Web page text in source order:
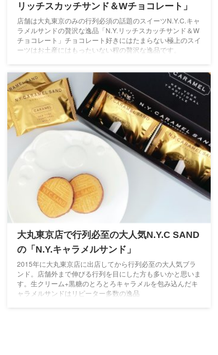
リッチスカッチサンド＆Wチョコレート」
店舗は大丸東京のみの行列必須の話題のスイーツN.Y.C.キャ
ラメルサンドの贅沢な逸品「N.Y.リッチスカッチサンド＆W
チョコレート」チョコレート好きにはたまらない極上のスイ
ーツはお土産にはもったいない程の贅沢な逸品です。
大丸東京店で行列必至の大人気N.Y.C SAND
の「N.Y.キャラメルサンド」
2015年に大丸東京店に出店してから行列必至の大人気ブラ
ンド。店舗外まで伸びる行列を目にした方も多いかと思いま
す。生クリーム+黒糖のとろとろキャラメルを包み込んだキ
ャラメルサンドはリピーター多数の逸品